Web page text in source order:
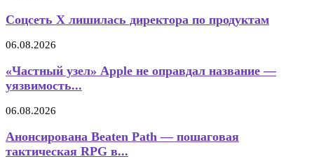
Соцсеть X лишилась директора по продуктам
06.08.2026
«Частный узел» Apple не оправдал название —
уязвимость...
06.08.2026
Анонсирована Beaten Path — пошаговая
тактическая RPG в...